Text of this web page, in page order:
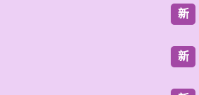
新
新